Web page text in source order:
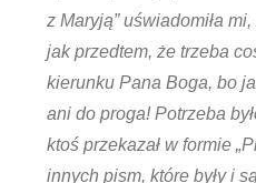
z Maryją” uświadomiła
jak przedtem, że trzeba
kierunku Pana Boga, bo
ani do proga! Potrzeba
ktoś przekazał w formie
innych pism, które były i